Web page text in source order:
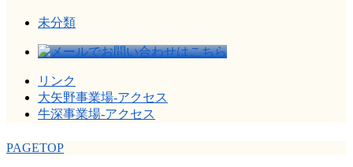
未分類
リンク
大矢野事業場-アクセス
牛深事業場-アクセス
PAGETOP